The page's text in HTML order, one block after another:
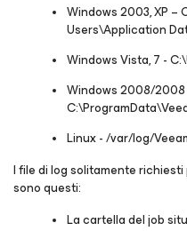
Windows 2003, XP –
Users\Application
Windows Vista, 7 -
Windows 2008/2008
Linux - /var/log/
I file di log solitamente
sono questi:
La cartella del job